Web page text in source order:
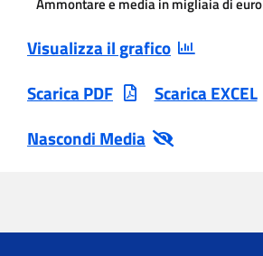
Ammontare e media in migliaia di euro